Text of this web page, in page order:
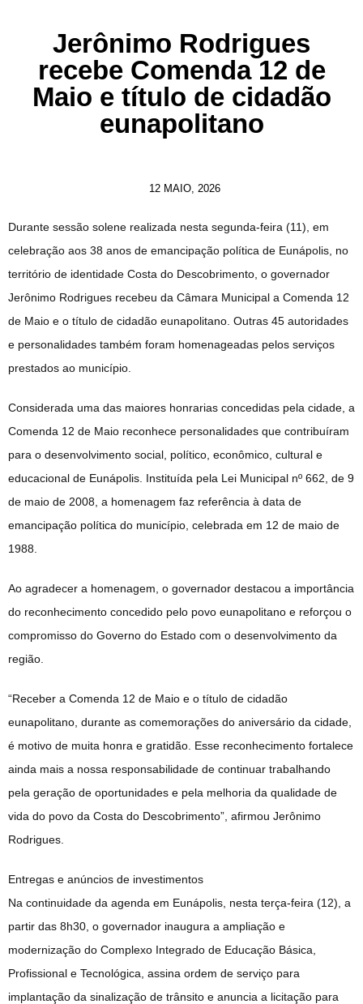
Jerônimo Rodrigues
recebe Comenda 12 de
Maio e título de cidadão
eunapolitano
12 MAIO, 2026
Durante sessão solene realizada nesta segunda-feira (11), em
celebração aos 38 anos de emancipação política de Eunápolis, no
território de identidade Costa do Descobrimento, o governador
Jerônimo Rodrigues recebeu da Câmara Municipal a Comenda 12
de Maio e o título de cidadão eunapolitano. Outras 45 autoridades
e personalidades também foram homenageadas pelos serviços
prestados ao município.
Considerada uma das maiores honrarias concedidas pela cidade, a
Comenda 12 de Maio reconhece personalidades que contribuíram
para o desenvolvimento social, político, econômico, cultural e
educacional de Eunápolis. Instituída pela Lei Municipal nº 662, de 9
de maio de 2008, a homenagem faz referência à data de
emancipação política do município, celebrada em 12 de maio de
1988.
Ao agradecer a homenagem, o governador destacou a importância
do reconhecimento concedido pelo povo eunapolitano e reforçou o
compromisso do Governo do Estado com o desenvolvimento da
região.
“Receber a Comenda 12 de Maio e o título de cidadão
eunapolitano, durante as comemorações do aniversário da cidade,
é motivo de muita honra e gratidão. Esse reconhecimento fortalece
ainda mais a nossa responsabilidade de continuar trabalhando
pela geração de oportunidades e pela melhoria da qualidade de
vida do povo da Costa do Descobrimento”, afirmou Jerônimo
Rodrigues.
Entregas e anúncios de investimentos
Na continuidade da agenda em Eunápolis, nesta terça-feira (12), a
partir das 8h30, o governador inaugura a ampliação e
modernização do Complexo Integrado de Educação Básica,
Profissional e Tecnológica, assina ordem de serviço para
implantação da sinalização de trânsito e anuncia a licitação para